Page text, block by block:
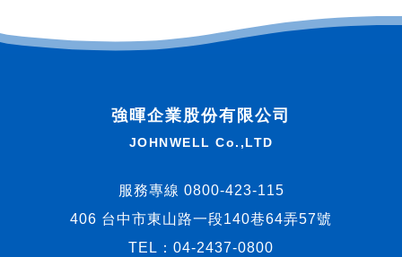
強暉企業股份有限公司
JOHNWELL Co.,LTD
服務專線 0800-423-115
406 台中市東山路一段140巷64弄57號
TEL： 04-2437-0800